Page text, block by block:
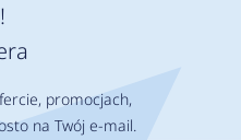
promocjach,
na Twój e-mail.